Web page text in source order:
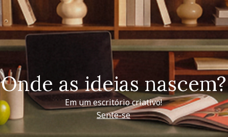
Onde as ideias nascem?
Em um escritório criativo!
Sente-se